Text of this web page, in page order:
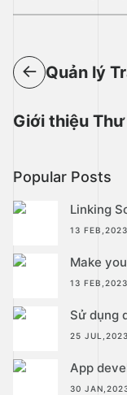
Post
navigation
←
Popular Posts
Linking
13 FEB,2023
Make
few
13 FEB,2023
Sử dụng
flutter
25 JUL,2023
App
30